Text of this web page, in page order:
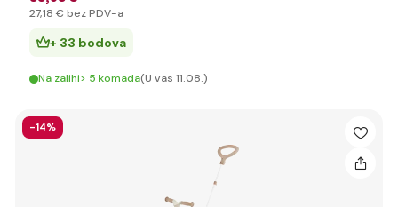
27,18 € bez PDV-a
+ 33 bodova
Na zalihi> 5 komada(U vas 11.08.)
-14%